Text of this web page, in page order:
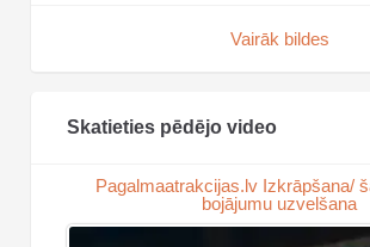
Vairāk bildes
Skatieties pēdējo video
Pagalmaatrakcijas.lv Izkrāpšana/
bojājumu uzvelšana